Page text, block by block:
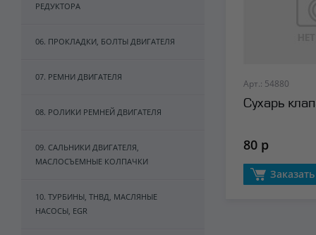
РЕДУКТОРА
06. ПРОКЛАДКИ, БОЛТЫ ДВИГАТЕЛЯ
07. РЕМНИ ДВИГАТЕЛЯ
08. РОЛИКИ РЕМНЕЙ ДВИГАТЕЛЯ
09. САЛЬНИКИ ДВИГАТЕЛЯ,
МАСЛОСЪЕМНЫЕ КОЛПАЧКИ
10. ТУРБИНЫ, ТНВД, МАСЛЯНЫЕ
НАСОСЫ, EGR
Арт.: 54880
Сухарь
80 р
Заказать